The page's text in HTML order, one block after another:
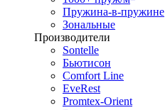
Пружина-в-пружине
Зональные
Производители
Sontelle
Бьютисон
Comfort Line
EveRest
Promtex-Orient